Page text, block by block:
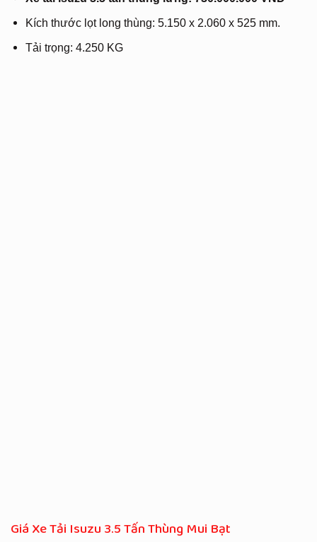
Kích thước lọt long thùng: 5.150 x 2.060 x 525 mm.
Tải trọng: 4.250 KG
Giá Xe Tải Isuzu 3.5 Tấn Thùng Mui Bạt